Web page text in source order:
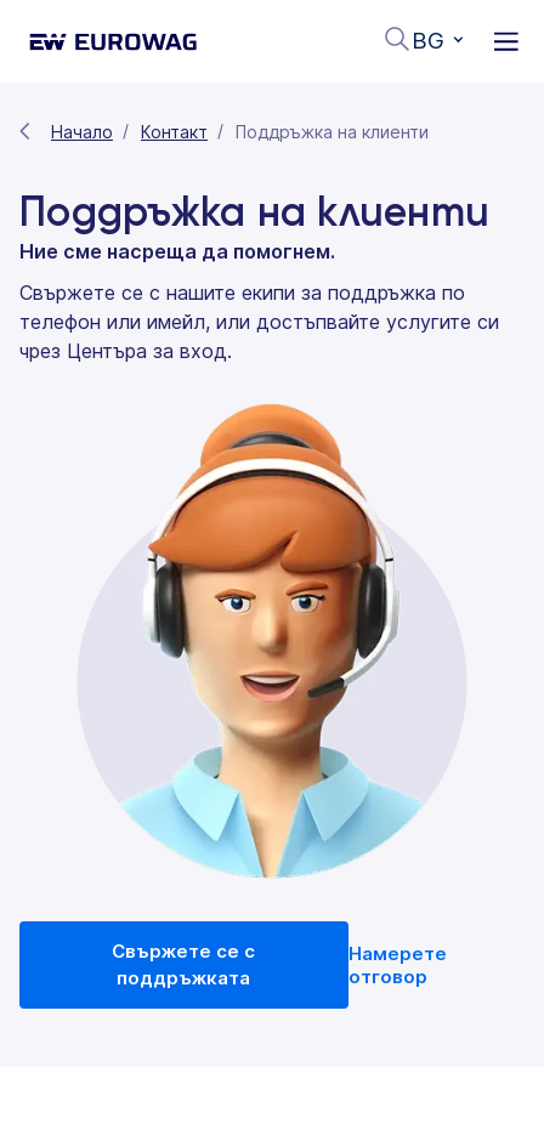
BG
Начало Контакт Поддръжка на клиенти
Поддръжка на клиенти
Ние сме насреща да помогнем.
Свържете се с нашите екипи за поддръжка по
телефон или имейл, или достъпвайте услугите си
чрез Центъра за вход.
Свържете се с
поддръжката
Намерете
отговор